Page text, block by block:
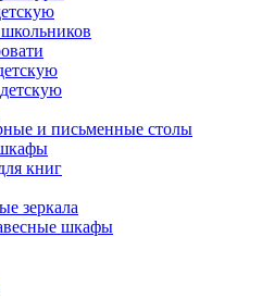
и письменные столы
книг
зеркала
шкафы